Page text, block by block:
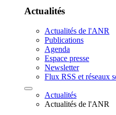
Actualités
Actualités de l'ANR
Publications
Agenda
Espace presse
Newsletter
Flux RSS et réseaux
Actualités
Actualités de l'ANR